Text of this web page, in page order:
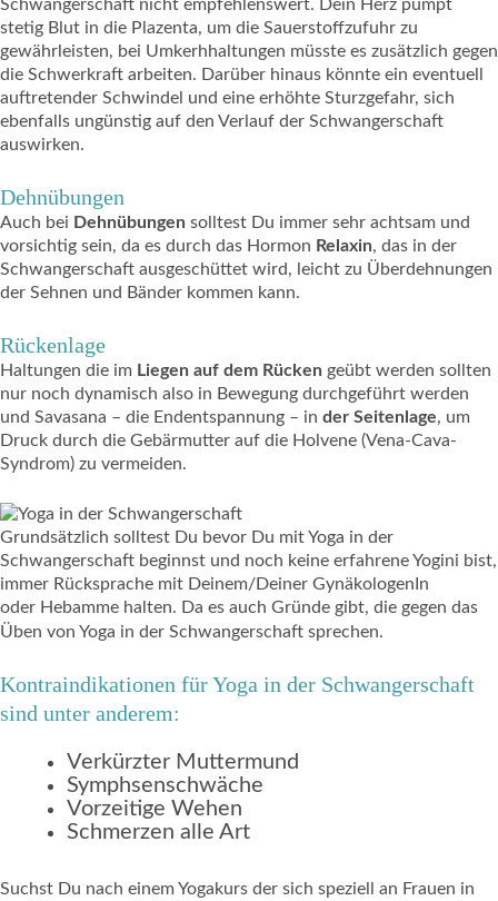
Schwangerschaft nicht empfehlenswert. Dein Herz pumpt
stetig Blut in die Plazenta, um die Sauerstoffzufuhr zu
gewährleisten, bei Umkerhhaltungen müsste es zusätzlich gegen
die Schwerkraft arbeiten. Darüber hinaus könnte ein eventuell
auftretender Schwindel und eine erhöhte Sturzgefahr, sich
ebenfalls ungünstig auf den Verlauf der Schwangerschaft
auswirken.
Dehnübungen
Auch bei Dehnübungen solltest Du immer sehr achtsam und
vorsichtig sein, da es durch das Hormon Relaxin, das in der
Schwangerschaft ausgeschüttet wird, leicht zu Überdehnungen
der Sehnen und Bänder kommen kann.
Rückenlage
Haltungen die im Liegen auf dem Rücken geübt werden sollten
nur noch dynamisch also in Bewegung durchgeführt werden
und Savasana – die Endentspannung – in der Seitenlage, um
Druck durch die Gebärmutter auf die Holvene (Vena-Cava-
Syndrom) zu vermeiden.
Grundsätzlich solltest Du bevor Du mit Yoga in der
Schwangerschaft beginnst und noch keine erfahrene Yogini bist,
immer Rücksprache mit Deinem/Deiner GynäkologenIn
oder Hebamme halten. Da es auch Gründe gibt, die gegen das
Üben von Yoga in der Schwangerschaft sprechen.
Kontraindikationen für Yoga in der Schwangerschaft
sind unter anderem:
Verkürzter Muttermund
Symphsenschwäche
Vorzeitige Wehen
Schmerzen alle Art
Suchst Du nach einem Yogakurs der sich speziell an Frauen in